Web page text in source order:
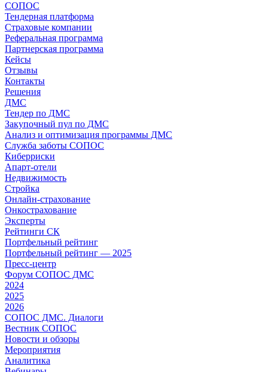
СОПОС
Тендерная платформа
Страховые компании
Реферальная программа
Партнерская программа
Кейсы
Отзывы
Контакты
Решения
ДМС
Тендер по ДМС
Закупочный пул по ДМС
Анализ и оптимизация программы ДМС
Служба заботы СОПОС
Киберриски
Апарт-отели
Недвижимость
Стройка
Онлайн-страхование
Онкострахование
Эксперты
Рейтинги СК
Портфельный рейтинг
Портфельный рейтинг — 2025
Пресс-центр
Форум СОПОС ДМС
2024
2025
2026
СОПОС ДМС. Диалоги
Вестник СОПОС
Новости и обзоры
Мероприятия
Аналитика